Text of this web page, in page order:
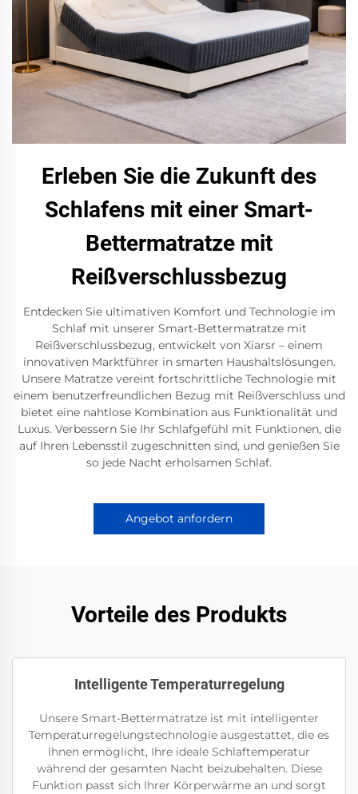
Erleben Sie die Zukunft des
Schlafens mit einer Smart-
Bettermatratze mit
Reißverschlussbezug
Entdecken Sie ultimativen Komfort und Technologie im
Schlaf mit unserer Smart-Bettermatratze mit
Reißverschlussbezug, entwickelt von Xiarsr – einem
innovativen Marktführer in smarten Haushaltslösungen.
Unsere Matratze vereint fortschrittliche Technologie mit
einem benutzerfreundlichen Bezug mit Reißverschluss und
bietet eine nahtlose Kombination aus Funktionalität und
Luxus. Verbessern Sie Ihr Schlafgefühl mit Funktionen, die
auf Ihren Lebensstil zugeschnitten sind, und genießen Sie
so jede Nacht erholsamen Schlaf.
Angebot anfordern
Vorteile des Produkts
Intelligente Temperaturregelung
Unsere Smart-Bettermatratze ist mit intelligenter
Temperaturregelungstechnologie ausgestattet, die es
Ihnen ermöglicht, Ihre ideale Schlaftemperatur
während der gesamten Nacht beizubehalten. Diese
Funktion passt sich Ihrer Körperwärme an und sorgt